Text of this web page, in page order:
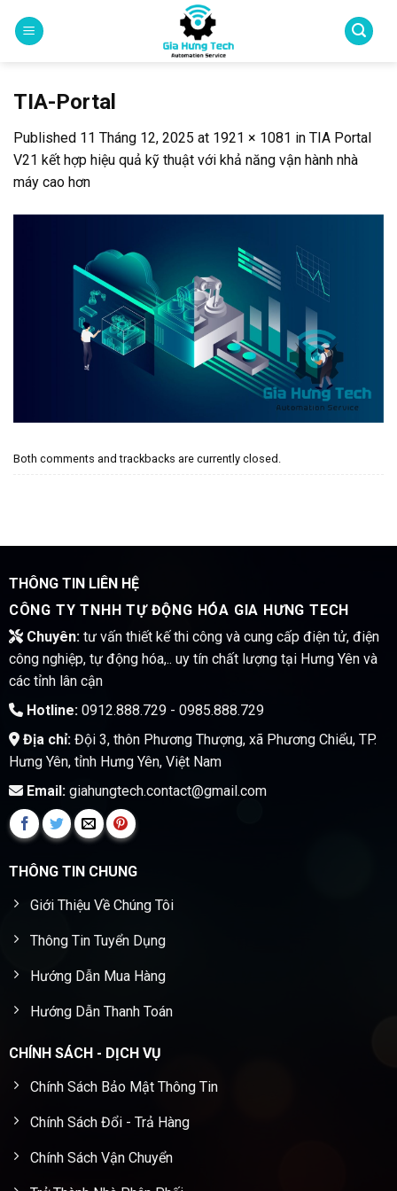
TIA-Portal
Published 11 Tháng 12, 2025 at 1921 × 1081 in TIA Portal
V21 kết hợp hiệu quả kỹ thuật với khả năng vận hành nhà
máy cao hơn
Both comments and trackbacks are currently closed.
THÔNG TIN LIÊN HỆ
CÔNG TY TNHH TỰ ĐỘNG HÓA GIA HƯNG TECH
Chuyên:tư vấn thiết kế thi công và cung cấp điện tử, điện
công nghiệp, tự động hóa,.. uy tín chất lượng tại Hưng Yên và
các tỉnh lân cận
Hotline:0912.888.729 - 0985.888.729
Địa chỉ:Đội 3, thôn Phương Thượng, xã Phương Chiểu, TP.
Hưng Yên, tỉnh Hưng Yên, Việt Nam
Email:giahungtech.contact@gmail.com
THÔNG TIN CHUNG
Giới Thiệu Về Chúng Tôi
Thông Tin Tuyển Dụng
Hướng Dẫn Mua Hàng
Hướng Dẫn Thanh Toán
CHÍNH SÁCH - DỊCH VỤ
Chính Sách Bảo Mật Thông Tin
Chính Sách Đổi - Trả Hàng
Chính Sách Vận Chuyển